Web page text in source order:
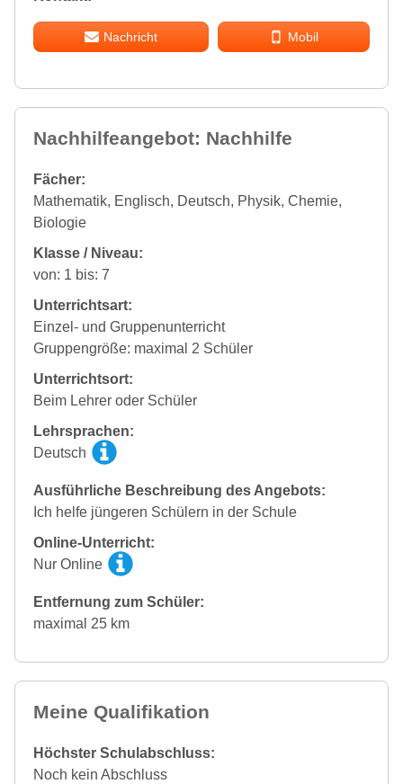
Nachricht Mobil
Nachhilfeangebot: Nachhilfe
Fächer:
Mathematik, Englisch, Deutsch, Physik, Chemie,
Biologie
Klasse / Niveau:
von: 1 bis: 7
Unterrichtsart:
Einzel- und Gruppenunterricht
Gruppengröße: maximal 2 Schüler
Unterrichtsort:
Beim Lehrer oder Schüler
Lehrsprachen:
Deutsch
Ausführliche Beschreibung des Angebots:
Ich helfe jüngeren Schülern in der Schule
Online-Unterricht:
Nur Online
Entfernung zum Schüler:
maximal 25 km
Meine Qualifikation
Höchster Schulabschluss:
Noch kein Abschluss